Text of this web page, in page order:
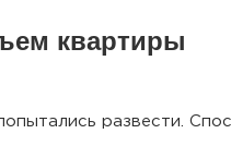
квартиры
развести.